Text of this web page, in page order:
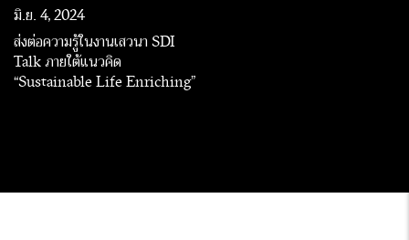
มิ.ย. 4, 2024
ส่งต่อความรู้ในงานเสวนา SDI
Talk ภายใต้แนวคิด
“Sustainable Life Enriching”